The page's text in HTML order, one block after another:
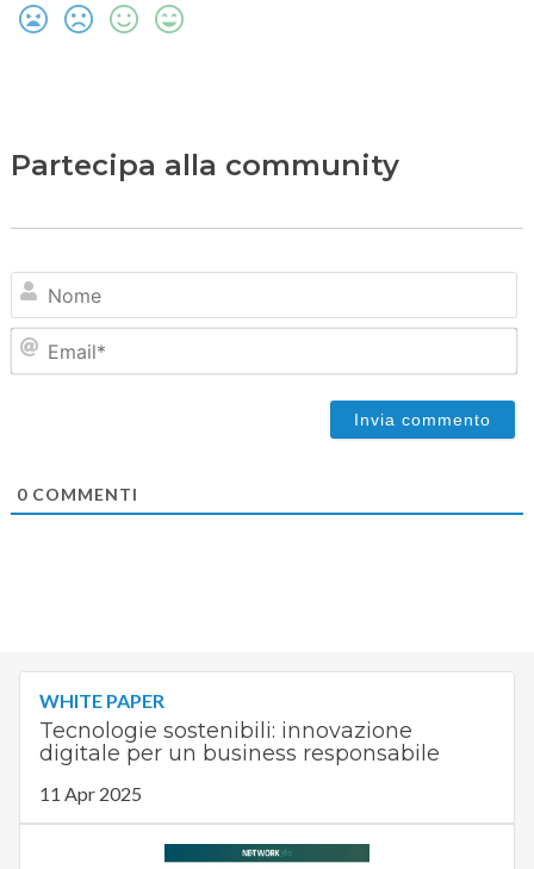
Partecipa alla community
0COMMENTI
WHITE PAPER
Tecnologie sostenibili: innovazione
digitale per un business responsabile
11 Apr 2025